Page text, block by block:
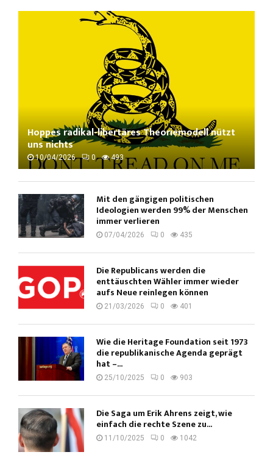
Hoppes radikal-libertäres Theoriemodell nützt
uns nichts
10/04/2026 0 493
Mit den gängigen politischen
Ideologien werden 99% der Menschen
immer verlieren
07/04/2026 0 435
Die Republicans werden die
enttäuschten Wähler immer wieder
aufs Neue reinlegen können
21/03/2026 0 401
Wie die Heritage Foundation seit 1973
die republikanische Agenda geprägt
hat –...
25/10/2025 0 903
Die Saga um Erik Ahrens zeigt, wie
einfach die rechte Szene zu...
11/10/2025 0 1042